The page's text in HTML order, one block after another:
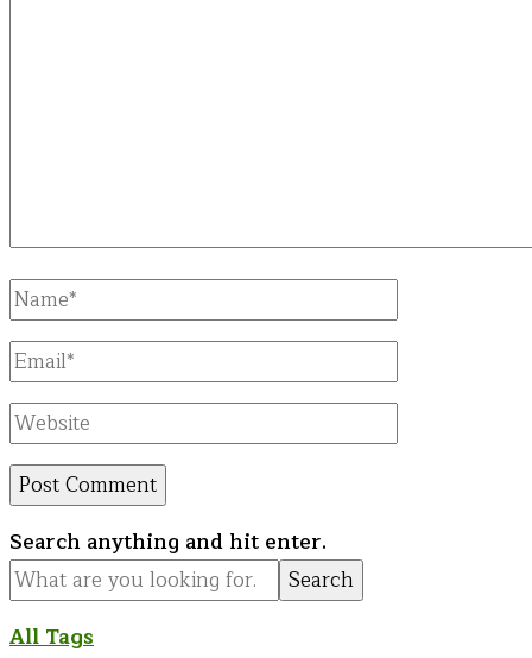
Full
Name
Email
Website
Looking
for
Something?
Search anything and hit enter.
All Tags